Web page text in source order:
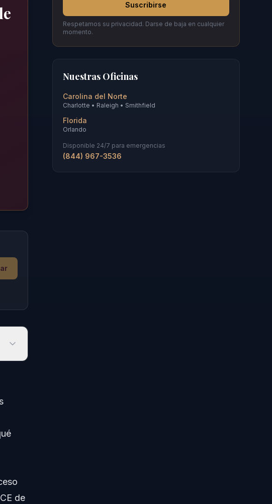
de
Suscribirse
Respetamos su privacidad. Darse de baja en cualquier
momento.
Nuestras Oficinas
Carolina del Norte
Charlotte • Raleigh • Smithfield
Florida
Orlando
Disponible 24/7 para emergencias
(844) 967-3536